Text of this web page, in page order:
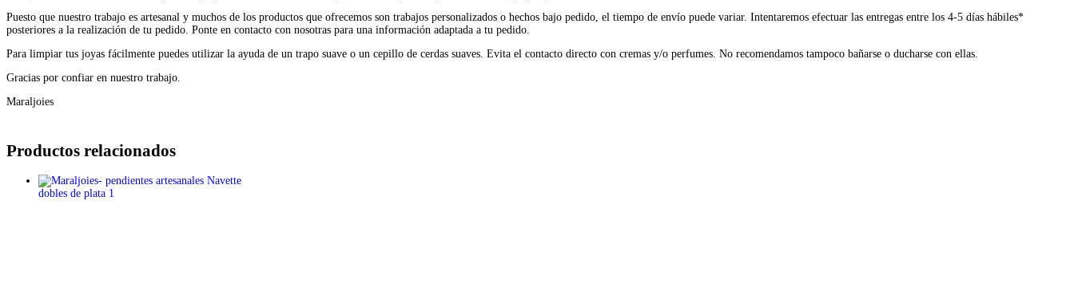
Puesto que nuestro trabajo es artesanal y muchos de los productos que ofrecemos son trabajos personalizados o hechos bajo pedido, el tiempo de envío puede variar. Intentaremos efectuar las entregas entre los 4-5 días hábiles*
posteriores a la realización de tu pedido. Ponte en contacto con nosotras para una información adaptada a tu pedido.
Para limpiar tus joyas fácilmente puedes utilizar la ayuda de un trapo suave o un cepillo de cerdas suaves. Evita el contacto directo con cremas y/o perfumes. No recomendamos tampoco bañarse o ducharse con ellas.
Gracias por confiar en nuestro trabajo.
Maraljoies
Productos relacionados